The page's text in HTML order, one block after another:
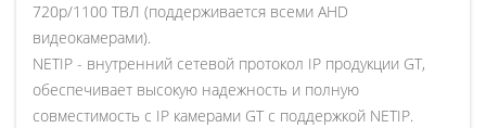
720p/1100 ТВЛ (поддерживается всеми AHD
видеокамерами).
NETIP - внутренний сетевой протокол IP продукции GT,
обеспечивает высокую надежность и полную
совместимость с IP камерами GT с поддержкой NETIP.